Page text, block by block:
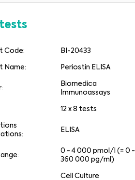
tests
Code: BI-20433
Name: Periostin ELISA
Biomedica
Immunoassays
12 x 8 tests
ELISA
0 - 4 000 pmol/l (= 0 -
360 000 pg/ml)
Cell Culture